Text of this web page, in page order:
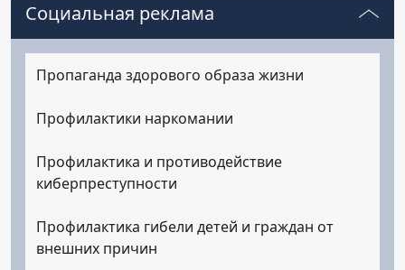
Социальная реклама
Пропаганда здорового образа жизни
Профилактики наркомании
Профилактика и противодействие
киберпреступности
Профилактика гибели детей и граждан от
внешних причин